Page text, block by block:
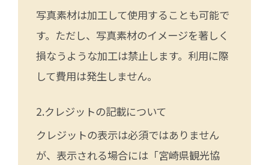
写真素材は加工して使用することも可能で
す。ただし、写真素材のイメージを著しく
損なうような加工は禁止します。利用に際
して費用は発生しません。
クレジットの記載について
クレジットの表示は必須ではありません
が、表示される場合には「宮崎県観光協